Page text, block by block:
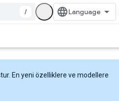
/
En yeni özelliklere ve modellere